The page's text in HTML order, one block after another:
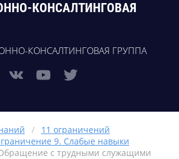
КОНСАЛТИНГОВАЯ ГРУППА
КОНСАЛТИНГОВАЯ
/
11 ограничений
9. Слабые навыки
с трудными служащими